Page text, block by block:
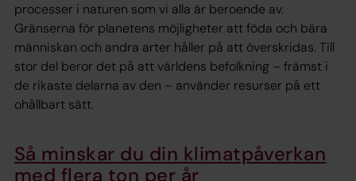
processer i naturen som vi alla är beroende av.
Gränserna för planetens möjligheter att föda och bära
människan och andra arter håller på att överskridas. Till
stor del beror det på att världens befolkning – främst i
de rikaste delarna av den – använder resurser på ett
ohållbart sätt.
Så minskar du din klimatpåverkan
med flera ton per år